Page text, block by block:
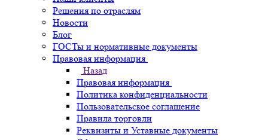
Решения по отраслям
Новости
Блог
ГОСТы и нормативные документы
Правовая информация
Назад
Правовая информация
Политика конфиденциальности
Пользовательское соглашение
Правила торговли
Реквизиты и Уставные документы